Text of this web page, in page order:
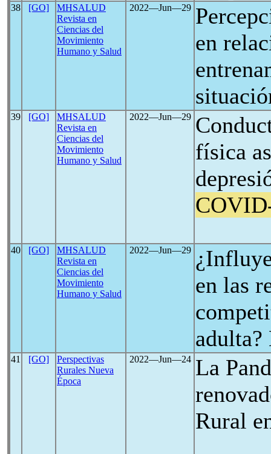
38 [GO]
MHSALUD
Revista en
Ciencias del
Movimiento
Humano y Salud
2022―Jun―29
en
39 [GO]
MHSALUD
Revista en
Ciencias del
Movimiento
Humano y Salud
2022―Jun―29
física
40 [GO]
MHSALUD
Revista en
Ciencias del
Movimiento
Humano y Salud
2022―Jun―29
en las
adulta?
41 [GO]
Perspectivas
Rurales Nueva
Época
2022―Jun―24 La
Rural